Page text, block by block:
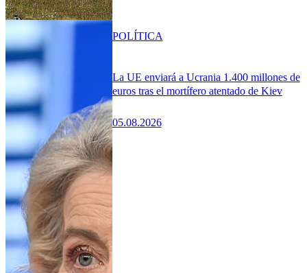
La UE enviará a Ucrania 1.400 millones de
euros tras el mortífero atentado de Kiev
05.08.2026
POLÍTICA